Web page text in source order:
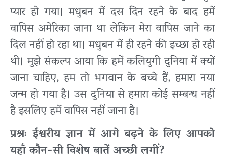
प्यार हो गया। मधुबन में दस दिन रहने के बाद हमें
वापिस अमेरिका जाना था लेकिन मेरा वापिस जाने का
दिल नहीं हो रहा था। मधुबन में ही रहने की इच्छा हो रही
थी। मुझे संकल्प आया कि हमें कलियुगी दुनिया में क्यों
जाना चाहिए, हम तो भगवान के बच्चे हैं, हमारा नया
जन्म हो गया है। उस दुनिया से हमारा कोई सम्बन्ध नहीं
है इसलिए हमें वापिस नहीं जाना है।
प्रश्नः ईश्वरीय ज्ञान में आगे बढ़ने के लिए आपको
यहाँ कौन-सी विशेष बातें अच्छी लगीं?